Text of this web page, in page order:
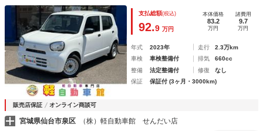
アイドリングストップ Ｗ・サイドエアバック リアコーナー
センサー オートライト パワーウィンド
支払総額(税込)
92.9 万円
本体価格
83.2
万円
諸費用
9.7
万円
年式 2023年 走行
2.3万km
車検
車検整備付 排気
660cc
整備
法定整備付 修復
なし
保証
保証付 (3ヶ月・3000km)
販売店保証 オンライン商談可
宮城県仙台市泉区 （株）軽自動車館 せんだい店